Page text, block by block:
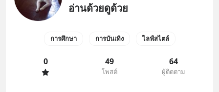
อ่านด้วยดูด้วย
การศึกษา การบันเทิง ไลฟ์สไตล์
0 49
โพสต์
64
ผู้ติดตาม